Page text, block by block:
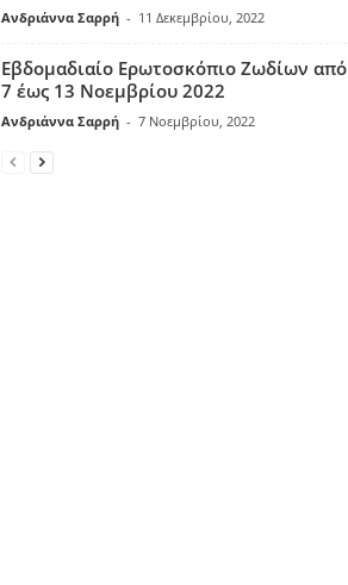
Ανδριάννα Σαρρή - 11 Δεκεμβρίου, 2022
Εβδομαδιαίο Ερωτοσκόπιο Ζωδίων από
7 έως 13 Νοεμβρίου 2022
Ανδριάννα Σαρρή - 7 Νοεμβρίου, 2022